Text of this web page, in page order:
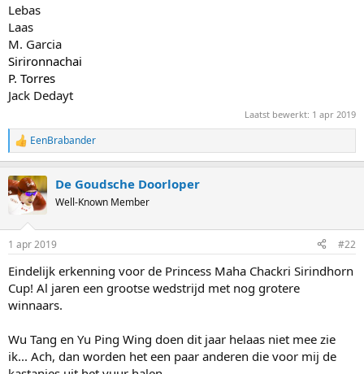
Lebas
Laas
M. Garcia
Sirironnachai
P. Torres
Jack Dedayt
Laatst bewerkt: 1 apr 2019
R
e
c
t
s
EenBrabander
De Goudsche Doorloper
Well-Known Member
1 apr 2019 #22
Eindelijk erkenning voor de Princess Maha Chackri Sirindhorn
Cup! Al jaren een grootse wedstrijd met nog grotere
winnaars.
Wu Tang en Yu Ping Wing doen dit jaar helaas niet mee zie
ik... Ach, dan worden het een paar anderen die voor mij de